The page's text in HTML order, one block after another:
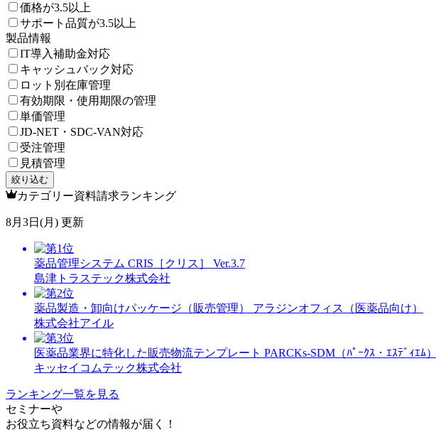
価格が3.5以上
サポート品質が3.5以上
製品情報
IT導入補助金対応
キャッシュバック対応
ロット別在庫管理
有効期限・使用期限の管理
単価管理
JD-NET・SDC-VAN対応
受注管理
見積管理
絞り込む
カテゴリー資料請求ランキング
8月3日(月) 更新
薬品管理システム CRIS［クリス］ Ver.3.7
島津トラステック株式会社
薬品製造・卸向けパッケージ（販売管理） アラジンオフィス（医薬品向け）
株式会社アイル
医薬品業界に特化した販売物流テンプレート PARCKs-SDM（ﾊﾟｰｸｽ・ｴｽﾃﾞｨｴﾑ）
キッセイコムテック株式会社
ランキング一覧を見る
セミナーや
お役立ち資料などの情報が届く！